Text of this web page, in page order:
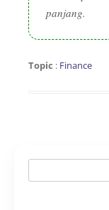
panjang.
Topic : Finance
for: